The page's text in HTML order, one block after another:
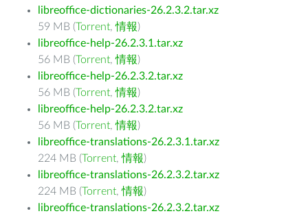
libreoffice-dictionaries-26.2.3.2.tar.xz
59 MB (Torrent,情報)
libreoffice-help-26.2.3.1.tar.xz
56 MB (Torrent,情報)
libreoffice-help-26.2.3.2.tar.xz
56 MB (Torrent,情報)
libreoffice-help-26.2.3.2.tar.xz
56 MB (Torrent,情報)
libreoffice-translations-26.2.3.1.tar.xz
224 MB (Torrent,情報)
libreoffice-translations-26.2.3.2.tar.xz
224 MB (Torrent,情報)
libreoffice-translations-26.2.3.2.tar.xz